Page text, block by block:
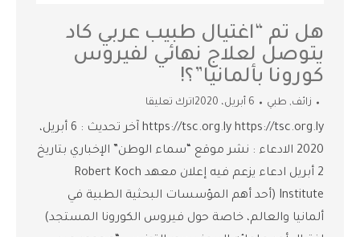
هل تم “اغتيال طبيب عربي كاد
يتوصل لعلاج نهائي لفيروس
كورونا بألمانيا”؟!
زائف, طبي 6 أبريل، 2020 اترك تعليقا
https://tsc.org.ly https://tsc.org.ly آخر تحديث : 6 أبريل،
2020 الادعاء : نشر موقع “سماء الوطن” الإخباري بتاريخ
2 أبريل ادعاء يزعم فيه إعلان معهد Robert Koch
Institute (أحد أهم المؤسسات البحثية الطبية في
ألمانيا والعالم، خاصة حول فيروس الكورونا المستجد)